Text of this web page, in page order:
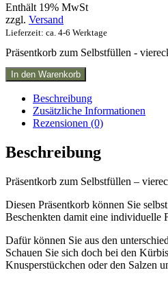
Enthält 19% MwSt
zzgl. Versand
Lieferzeit: ca. 4-6 Werktage
Präsentkorb zum Selbstfüllen -
In den Warenkorb
Beschreibung
Zusätzliche Informationen
Rezensionen (0)
Beschreibung
Präsentkorb zum Selbstfüllen –
Diesen Präsentkorb können Sie
Beschenkten damit eine individuelle
Dafür können Sie aus den
Schauen Sie sich doch bei den
Knusperstückchen oder den Salzen